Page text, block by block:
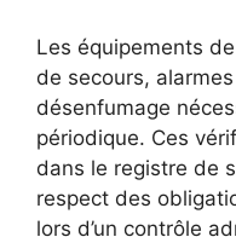
Les équipements
de secours,
désenfumage
périodique. Ces
dans le registre de
respect des
lors d’un contrôle